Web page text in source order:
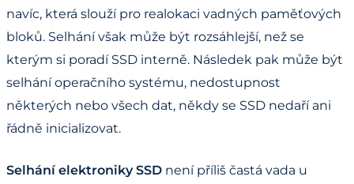
navíc, která slouží pro realokaci vadných paměťových
bloků. Selhání však může být rozsáhlejší, než se
kterým si poradí SSD interně. Následek pak může být
selhání operačního systému, nedostupnost
některých nebo všech dat, někdy se SSD nedaří ani
řádně inicializovat.
Selhání elektroniky SSD není příliš častá vada u